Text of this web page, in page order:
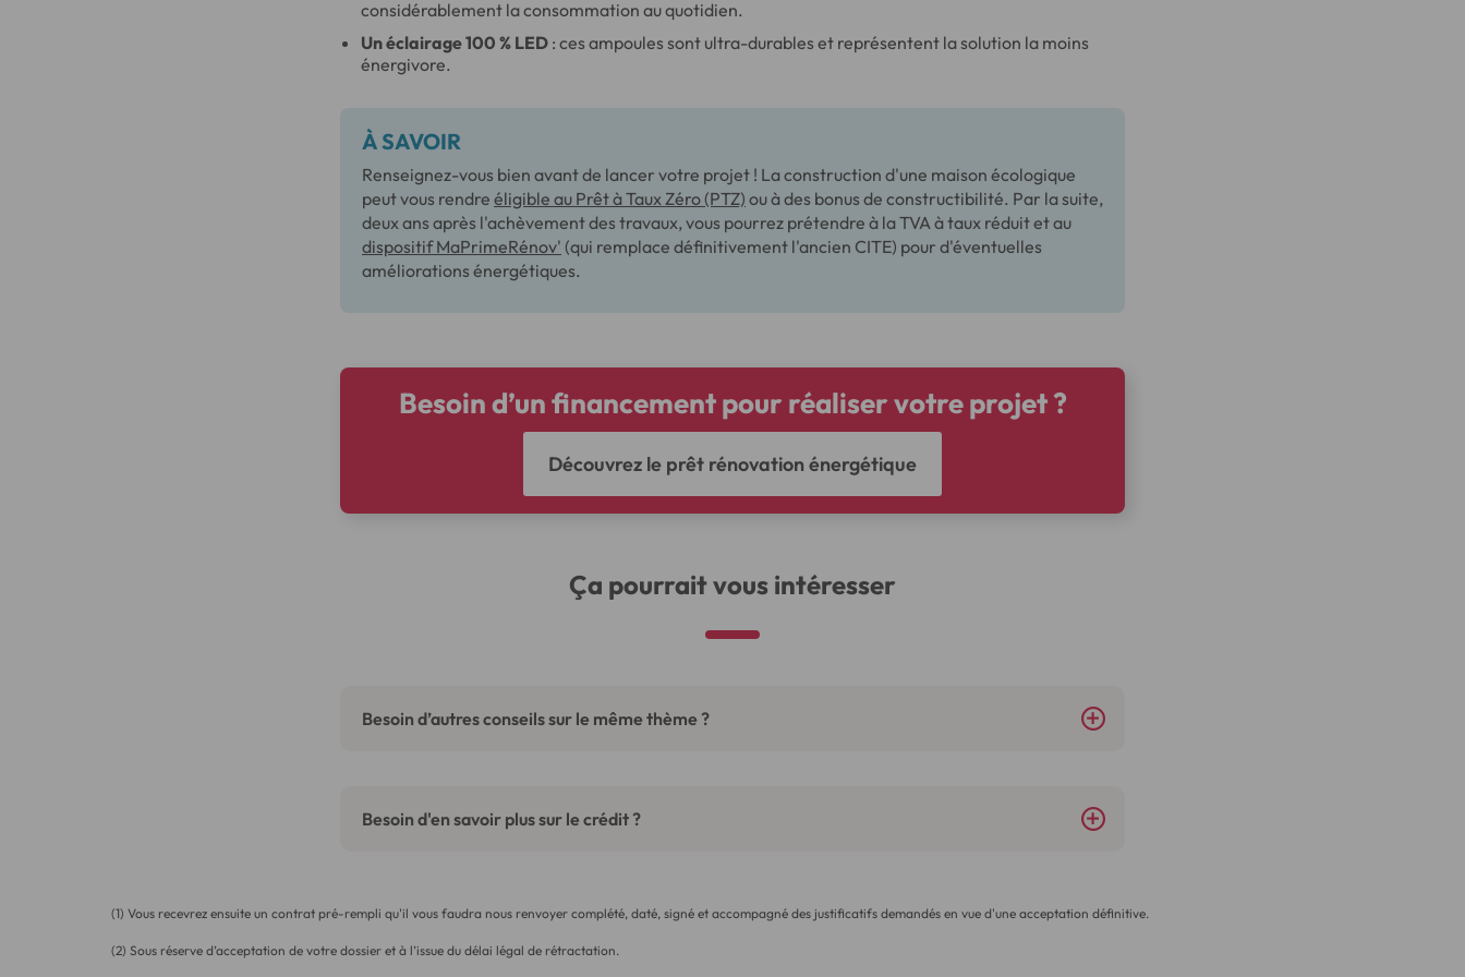
considérablement la consommation au quotidien.
Un éclairage 100 % LED : ces ampoules sont ultra-durables et représentent la solution la moins
énergivore.
À SAVOIR
Renseignez-vous bien avant de lancer votre projet ! La construction d'une maison écologique
peut vous rendre éligible au Prêt à Taux Zéro (PTZ) ou à des bonus de constructibilité. Par la suite,
deux ans après l'achèvement des travaux, vous pourrez prétendre à la TVA à taux réduit et au
dispositif MaPrimeRénov' (qui remplace définitivement l'ancien CITE) pour d'éventuelles
améliorations énergétiques.
Besoin d’un financement pour réaliser votre projet ?
Découvrez le prêt rénovation énergétique
Ça pourrait vous intéresser
Besoin d’autres conseils sur le même thème ?
Besoin d'en savoir plus sur le crédit ?
(1) Vous recevrez ensuite un contrat pré-rempli qu'il vous faudra nous renvoyer complété, daté, signé et accompagné des justificatifs demandés en vue d'une acceptation définitive.
(2) Sous réserve d’acceptation de votre dossier et à l’issue du délai légal de rétractation.